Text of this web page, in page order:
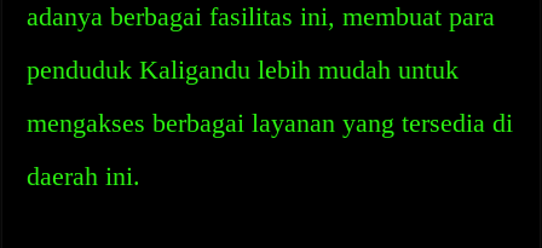
adanya berbagai fasilitas ini, membuat para
penduduk Kaligandu lebih mudah untuk
mengakses berbagai layanan yang tersedia di
daerah ini.